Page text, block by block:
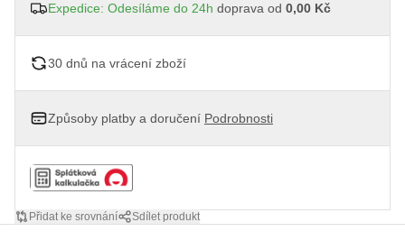
Expedice: Odesíláme do 24h doprava od 0,00 Kč
30 dnů na vrácení zboží
Způsoby platby a doručení Podrobnosti
Přidat ke srovnání Sdílet produkt